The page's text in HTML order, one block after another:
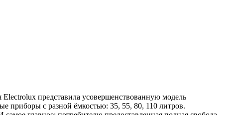
представила усовершенствованную модель
приборы с разной ёмкостью: 35, 55, 80, 110 литров.